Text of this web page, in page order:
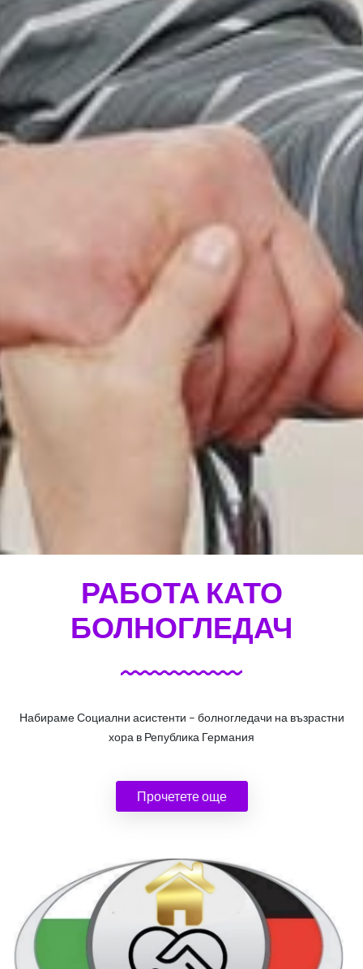
РАБОТА КАТО
БОЛНОГЛЕДАЧ
Набираме Социални асистенти – болногледачи на възрастни
хора в Република Германия
Прочетете още